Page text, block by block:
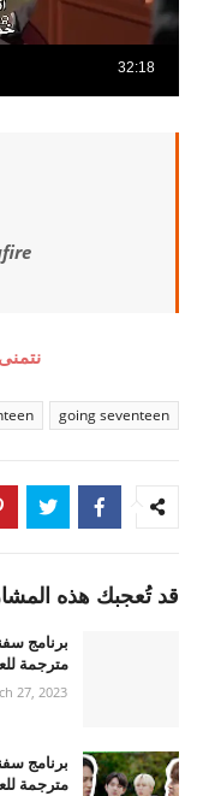
going seventeen
قد تُعجبك هذه
مترجمة
27, 2023
مترجمة